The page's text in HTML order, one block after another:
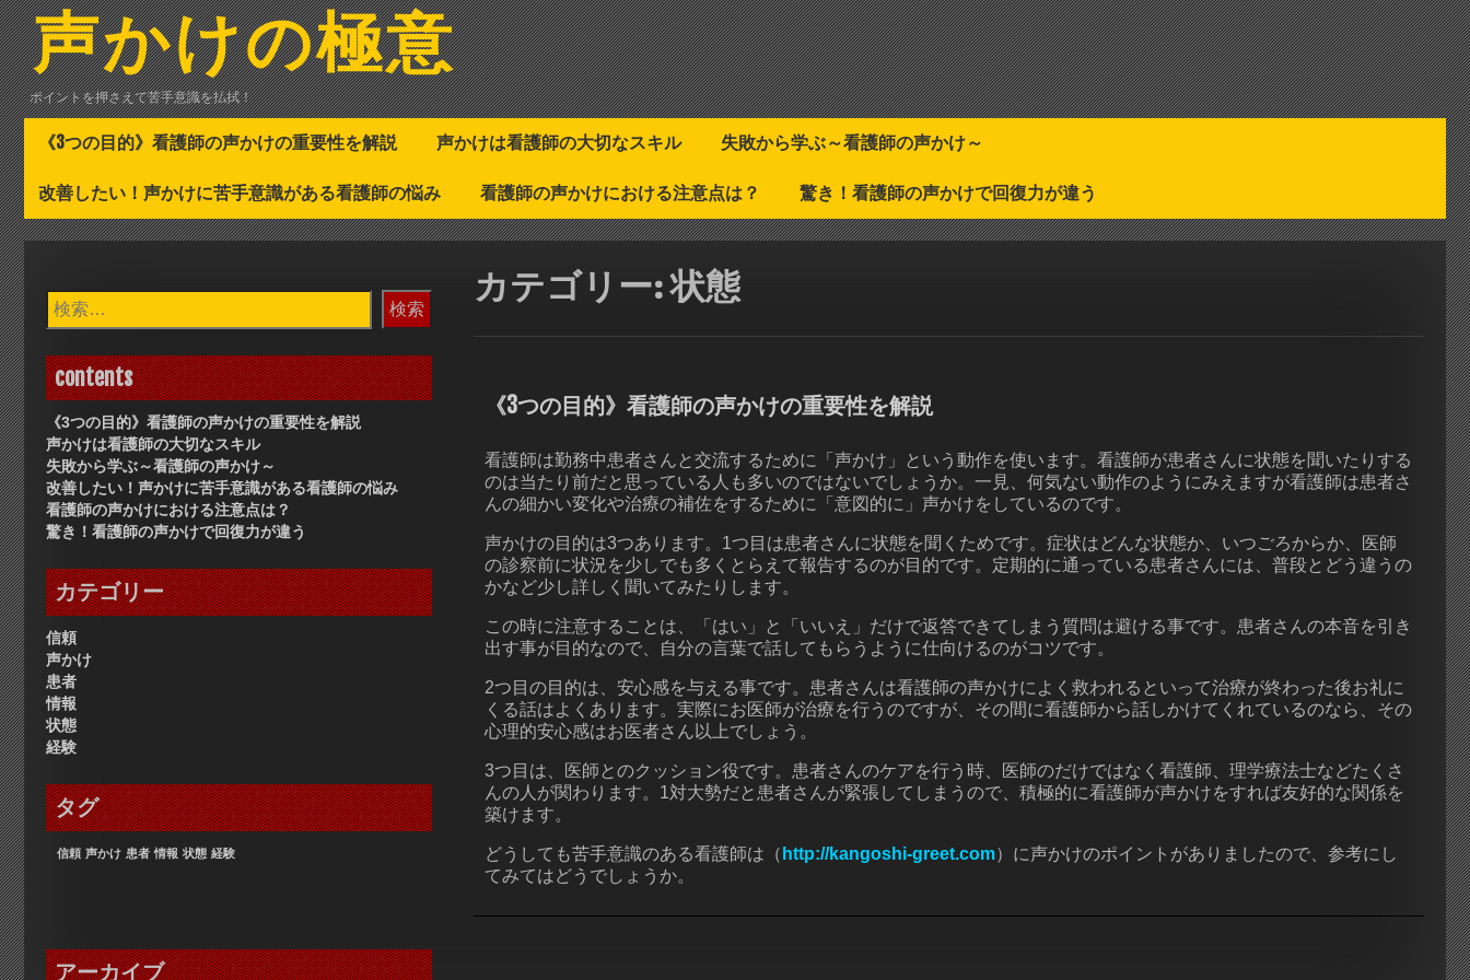
コ
ン
テ
ン
ツ
へ
ス
キ
ッ
プ
声かけの極意
ポイントを押さえて苦手意識を払拭！
《3つの目的》看護師の声かけの重要性を解説 声かけは看護師の大切なスキル 失敗から学ぶ～看護師の声かけ～
改善したい！声かけに苦手意識がある看護師の悩み 看護師の声かけにおける注意点は？ 驚き！看護師の声かけで回復力が違う
カテゴリー:状態
《3つの目的》看護師の声かけの重要性を解説
看護師は勤務中患者さんと交流するために「声かけ」という動作を使います。看護師が患者さんに状態を聞いたりする
のは当たり前だと思っている人も多いのではないでしょうか。一見、何気ない動作のようにみえますが看護師は患者さ
んの細かい変化や治療の補佐をするために「意図的に」声かけをしているのです。
声かけの目的は3つあります。1つ目は患者さんに状態を聞くためです。症状はどんな状態か、いつごろからか、医師
の診察前に状況を少しでも多くとらえて報告するのが目的です。定期的に通っている患者さんには、普段とどう違うの
かなど少し詳しく聞いてみたりします。
この時に注意することは、「はい」と「いいえ」だけで返答できてしまう質問は避ける事です。患者さんの本音を引き
出す事が目的なので、自分の言葉で話してもらうように仕向けるのがコツです。
2つ目の目的は、安心感を与える事です。患者さんは看護師の声かけによく救われるといって治療が終わった後お礼に
くる話はよくあります。実際にお医師が治療を行うのですが、その間に看護師から話しかけてくれているのなら、その
心理的安心感はお医者さん以上でしょう。
3つ目は、医師とのクッション役です。患者さんのケアを行う時、医師のだけではなく看護師、理学療法士などたくさ
んの人が関わります。1対大勢だと患者さんが緊張してしまうので、積極的に看護師が声かけをすれば友好的な関係を
築けます。
どうしても苦手意識のある看護師は（ http://kangoshi-greet.com）に声かけのポイントがありましたので、参考にし
てみてはどうでしょうか。
検
索:
contents
《3つの目的》看護師の声かけの重要性を解説
声かけは看護師の大切なスキル
失敗から学ぶ～看護師の声かけ～
改善したい！声かけに苦手意識がある看護師の悩み
看護師の声かけにおける注意点は？
驚き！看護師の声かけで回復力が違う
カテゴリー
信頼
声かけ
患者
情報
状態
経験
タグ
信頼 声かけ 患者 情報 状態 経験
アーカイブ